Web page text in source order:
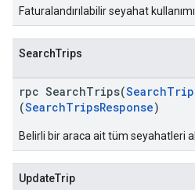
Faturalandırılabilir seyahat
SearchTrips
rpc SearchTrips(
(SearchTripsResponse)
Belirli bir araca ait tüm seyahatleri
UpdateTrip